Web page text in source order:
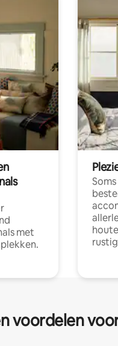
met
voordelen